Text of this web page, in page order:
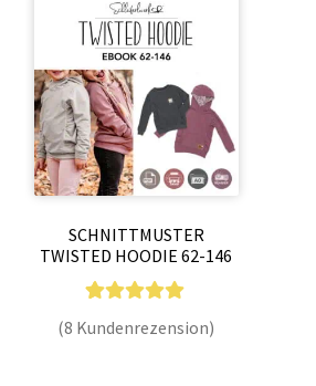
SCHNITTMUSTER
TWISTED HOODIE 62-146
(8 Kundenrezension)